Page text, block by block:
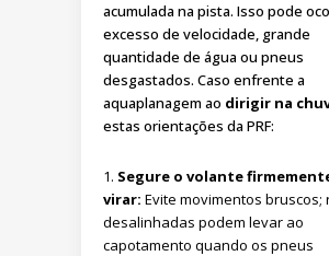
acumulada na pista. Isso pode
excesso de velocidade, grande
quantidade de água ou pneus
desgastados. Caso enfrente a
aquaplanagem ao dirigir na
estas orientações da PRF:
Segure o volante
virar: Evite movimentos bruscos;
desalinhadas podem levar ao
capotamento quando os pneus